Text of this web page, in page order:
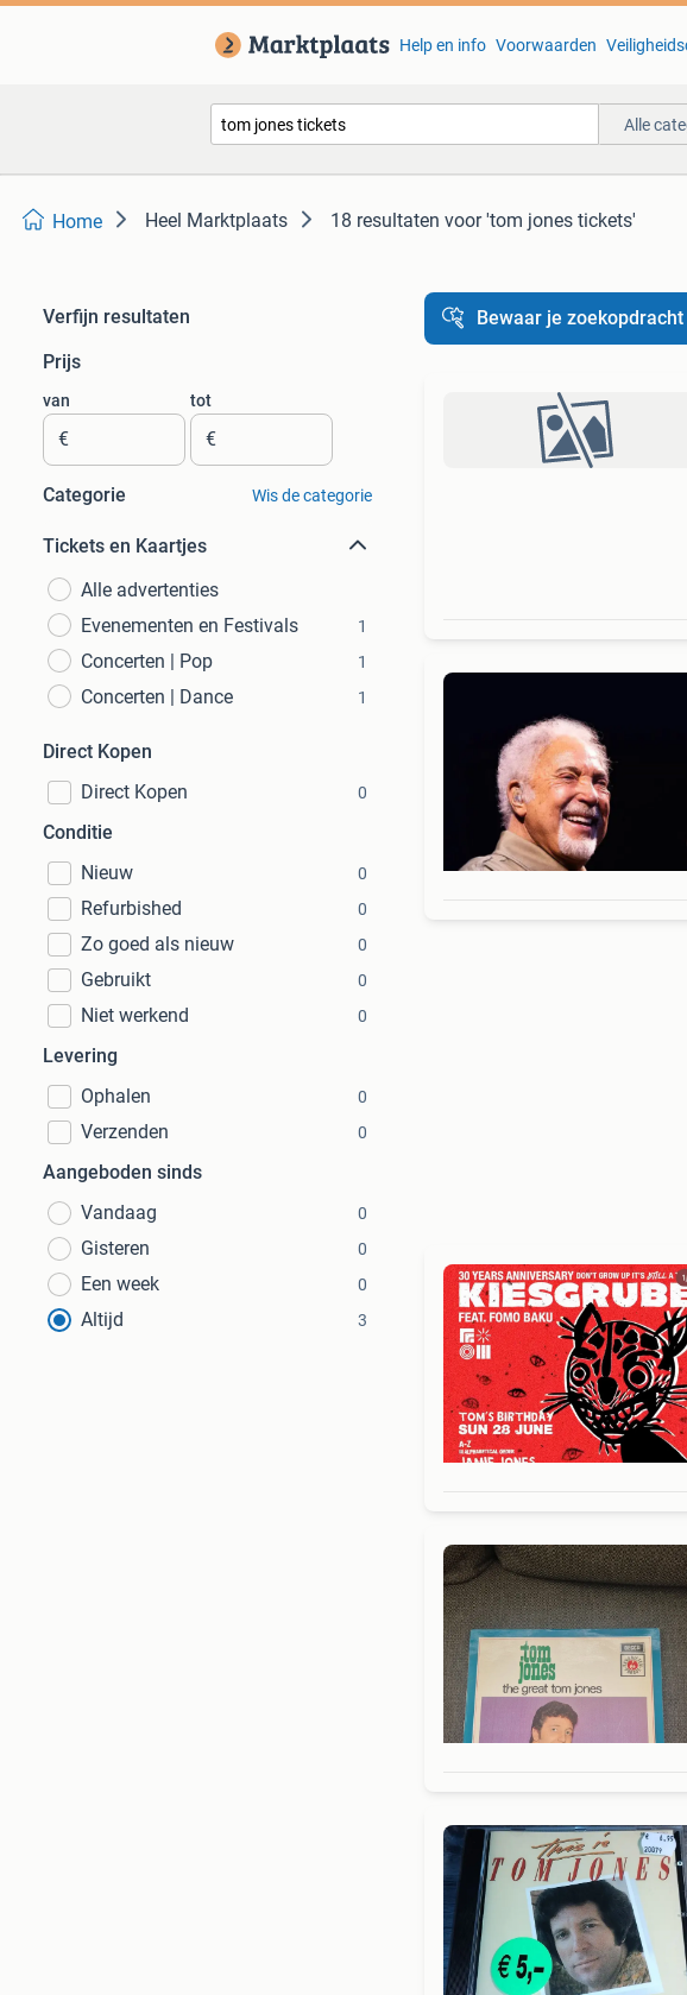
Help en info Voorwaarden
Alle
Home Heel Marktplaats 18 resultaten voor 'tom jones tickets'
Verfijn resultaten
Prijs
van
€
tot
€
Categorie Wis de categorie
Tickets en Kaartjes
Alle advertenties
Evenementen en Festivals
1
Concerten | Pop 1
Concerten | Dance 1
Direct Kopen
Direct Kopen
0
Conditie
Nieuw
0
Refurbished 0
Zo goed als nieuw 0
Gebruikt 0
Niet werkend 0
Levering
Ophalen
0
Verzenden 0
Aangeboden sinds
Vandaag
0
Gisteren 0
Een week 0
Altijd 3
Bewaar je zoekopdracht